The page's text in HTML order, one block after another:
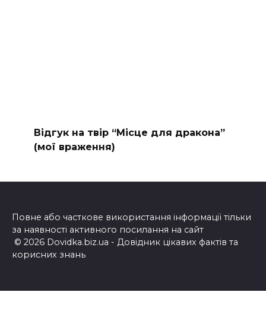
Відгук на твір “Місце для дракона”
(мої враження)
Повне або часткове використання інформації тільки
за наявності активного посилання на сайт
© 2026 Dovidka.biz.ua - Довідник цікавих фактів та
корисних знань